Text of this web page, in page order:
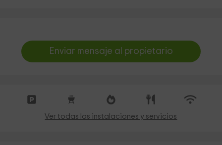
Enviar mensaje al propietario
Ver todas las instalaciones y servicios